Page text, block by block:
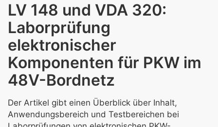
LV 148 und VDA 320:
Laborprüfung
elektronischer
Komponenten für PKW im
48V-Bordnetz
Der Artikel gibt einen Überblick über Inhalt,
Anwendungsbereich und Testbereichen bei